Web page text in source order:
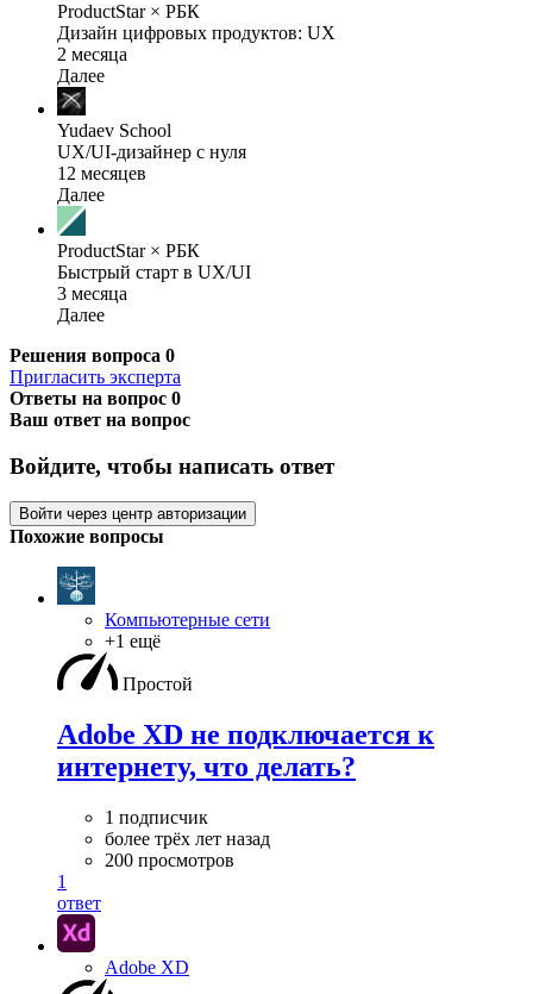
ProductStar × РБК
Дизайн цифровых продуктов: UX
2 месяца
Далее
Yudaev School
UX/UI-дизайнер с нуля
12 месяцев
Далее
ProductStar × РБК
Быстрый старт в UX/UI
3 месяца
Далее
Решения вопроса 0
Пригласить эксперта
Ответы на вопрос 0
Ваш ответ на вопрос
Войдите, чтобы написать ответ
Войти через центр авторизации
Похожие вопросы
Компьютерные сети
+1 ещё
Простой
Adobe XD не подключается к
интернету, что делать?
1 подписчик
более трёх лет назад
200 просмотров
1
ответ
Adobe XD